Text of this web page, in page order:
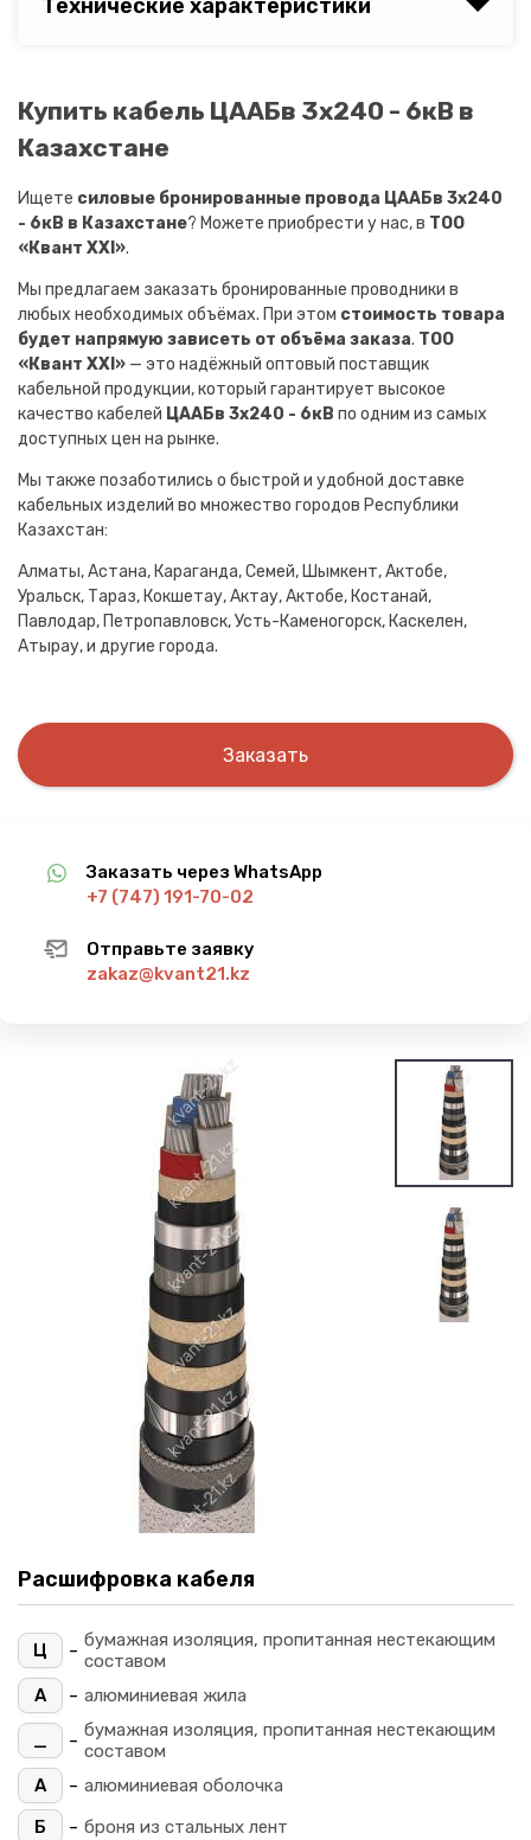
Технические характеристики
Купить кабель ЦААБв 3х240 - 6кВ в
Казахстане
Ищете силовые бронированные провода ЦААБв 3х240
- 6кВ в Казахстане? Можете приобрести у нас, в ТОО
«Квант XXI».
Мы предлагаем заказать бронированные проводники в
любых необходимых объёмах. При этом стоимость товара
будет напрямую зависеть от объёма заказа. ТОО
«Квант XXI» — это надёжный оптовый поставщик
кабельной продукции, который гарантирует высокое
качество кабелей ЦААБв 3х240 - 6кВ по одним из самых
доступных цен на рынке.
Мы также позаботились о быстрой и удобной доставке
кабельных изделий во множество городов Республики
Казахстан:
Алматы, Астана, Караганда, Семей, Шымкент, Актобе,
Уральск, Тараз, Кокшетау, Актау, Актобе, Костанай,
Павлодар, Петропавловск, Усть-Каменогорск, Каскелен,
Атырау, и другие города.
Заказать
Заказать через WhatsApp
+7 (747) 191-70-02
Отправьте заявку
zakaz@kvant21.kz
Расшифровка кабеля
Ц - бумажная изоляция, пропитанная нестекающим
составом
А
- алюминиевая жила
_ - бумажная изоляция, пропитанная нестекающим
составом
А
- алюминиевая оболочка
Б
- броня из стальных лент